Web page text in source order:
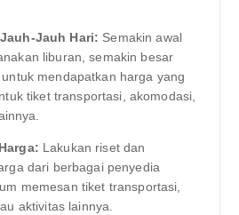
Jauh Hari: Semakin awal
liburan, semakin besar
mendapatkan harga yang
tiket transportasi, akomodasi,
Lakukan riset dan
dari berbagai penyedia
memesan tiket transportasi,
aktivitas lainnya.